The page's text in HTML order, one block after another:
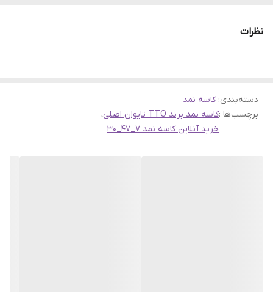
نظرات
دسته‌بندی:کاسه نمد
برچسب‌ها :کاسه نمد برند TTO تایوان اصلی
،
خرید آنلاین کاسه نمد 7_47_30